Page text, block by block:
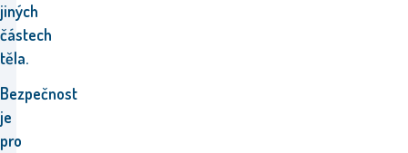
jiných
částech
těla.
Bezpečnost
je
pro